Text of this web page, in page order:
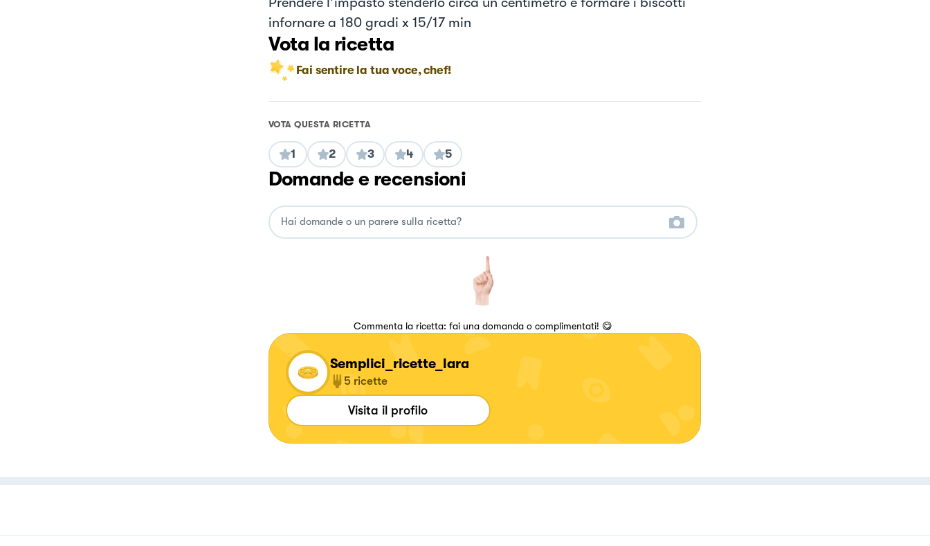
infornare a 180 gradi x 15/17 min
Vota la ricetta
Fai sentire la tua voce, chef!
VOTA QUESTA RICETTA
1 2 3 4 5
Domande e recensioni
Commenta la ricetta: fai una domanda o complimentati! 😋
Semplici_ricette_lara
5 ricette
Visita il profilo